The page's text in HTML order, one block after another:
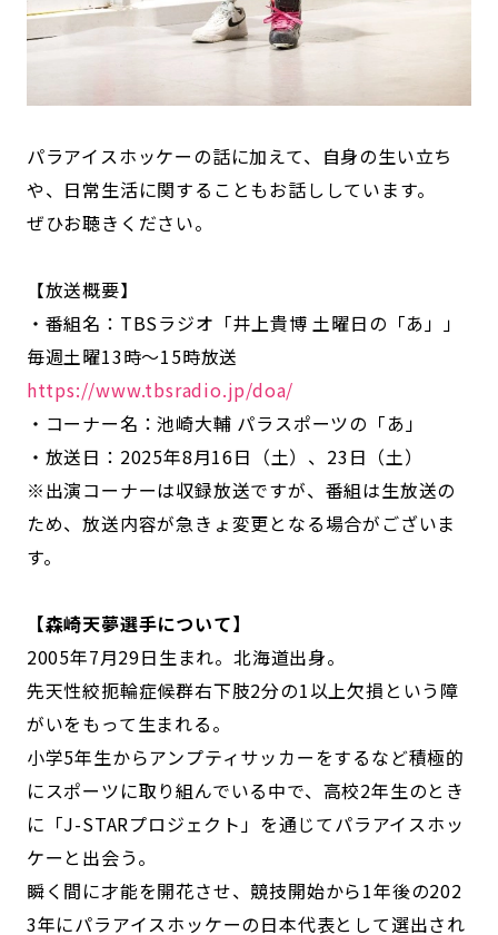
パラアイスホッケーの話に加えて、自身の生い立ち
や、日常生活に関することもお話ししています。
ぜひお聴きください。
【放送概要】
・番組名：TBSラジオ「井上貴博 土曜日の「あ」」
毎週土曜13時～15時放送
https://www.tbsradio.jp/doa/
・コーナー名：池崎大輔 パラスポーツの「あ」
・放送日：2025年8月16日（土）、23日（土）
※出演コーナーは収録放送ですが、番組は生放送の
ため、放送内容が急きょ変更となる場合がございま
す。
【森崎天夢選手について】
2005年7月29日生まれ。北海道出身。
先天性絞扼輪症候群右下肢2分の1以上欠損という障
がいをもって生まれる。
小学5年生からアンプティサッカーをするなど積極的
にスポーツに取り組んでいる中で、高校2年生のとき
に「J-STARプロジェクト」を通じてパラアイスホッ
ケーと出会う。
瞬く間に才能を開花させ、競技開始から1年後の202
3年にパラアイスホッケーの日本代表として選出され